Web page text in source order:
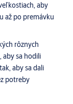
aby
až po premávku
rôznych
aby sa hodili
aby sa dali
potreby